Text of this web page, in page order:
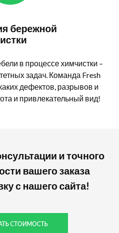
бережной
в процессе химчистки –
задач. Команда Fresh
дефектов, разрывов и
и привлекательный вид!
и точного
вашего заказа
с нашего сайта!
СТОИМОСТЬ